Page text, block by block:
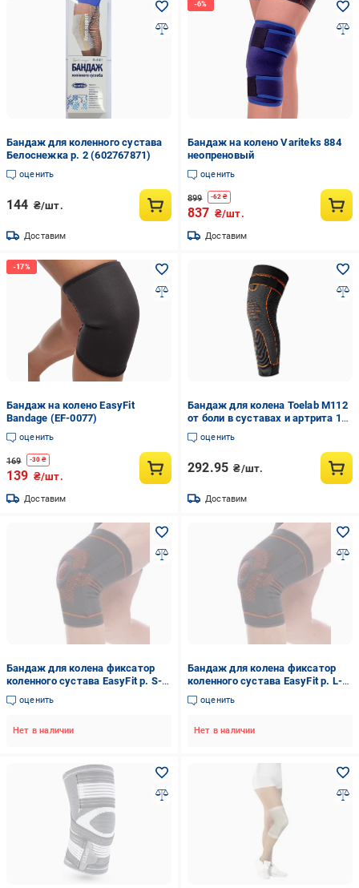
Бандаж для коленного сустава
Белоснежка р. 2 (602767871)
оценить
144 ₴/шт.
Доставим
Бандаж на колено Variteks 884
неопреновый
оценить
899 -62 ₴
837 ₴/шт.
Доставим
Бандаж на колено ЕasyFit
Bandage (EF-0077)
оценить
169 -30 ₴
139 ₴/шт.
Доставим
Бандаж для колена Toelab M112
от боли в суставах и артрита 1
шт. (602307112)
оценить
292.95 ₴/шт.
Доставим
Бандаж для колена фиксатор
коленного сустава EasyFit р. S-M
серый
оценить
Нет в наличии
Бандаж для колена фиксатор
коленного сустава EasyFit р. L-
XL серый
оценить
Нет в наличии